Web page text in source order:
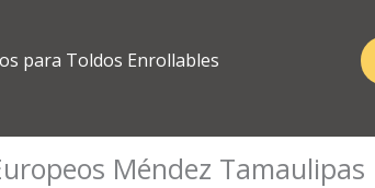
para Toldos Enrollables
Méndez Tamaulipas